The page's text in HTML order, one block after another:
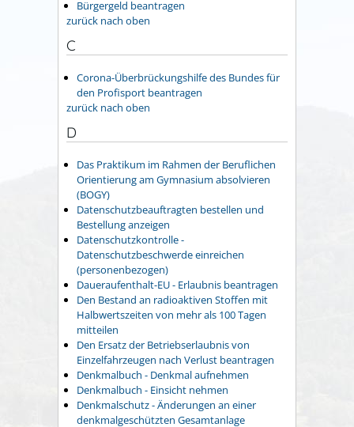
Bürgergeld beantragen
zurück nach oben
C
Corona-Überbrückungshilfe des Bundes für
den Profisport beantragen
zurück nach oben
D
Das Praktikum im Rahmen der Beruflichen
Orientierung am Gymnasium absolvieren
(BOGY)
Datenschutzbeauftragten bestellen und
Bestellung anzeigen
Datenschutzkontrolle -
Datenschutzbeschwerde einreichen
(personenbezogen)
Daueraufenthalt-EU - Erlaubnis beantragen
Den Bestand an radioaktiven Stoffen mit
Halbwertszeiten von mehr als 100 Tagen
mitteilen
Den Ersatz der Betriebserlaubnis von
Einzelfahrzeugen nach Verlust beantragen
Denkmalbuch - Denkmal aufnehmen
Denkmalbuch - Einsicht nehmen
Denkmalschutz - Änderungen an einer
denkmalgeschützten Gesamtanlage